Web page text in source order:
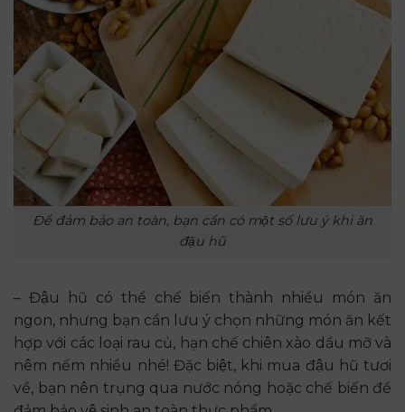
Để đảm bảo an toàn, bạn cần có một số lưu ý khi ăn
đậu hũ
– Đậu hũ có thể chế biến thành nhiều món ăn
ngon, nhưng bạn cần lưu ý chọn những món ăn kết
hợp với các loại rau củ, hạn chế chiên xào dầu mỡ và
nêm nếm nhiều nhé! Đặc biệt, khi mua đậu hũ tươi
về, bạn nên trụng qua nước nóng hoặc chế biến để